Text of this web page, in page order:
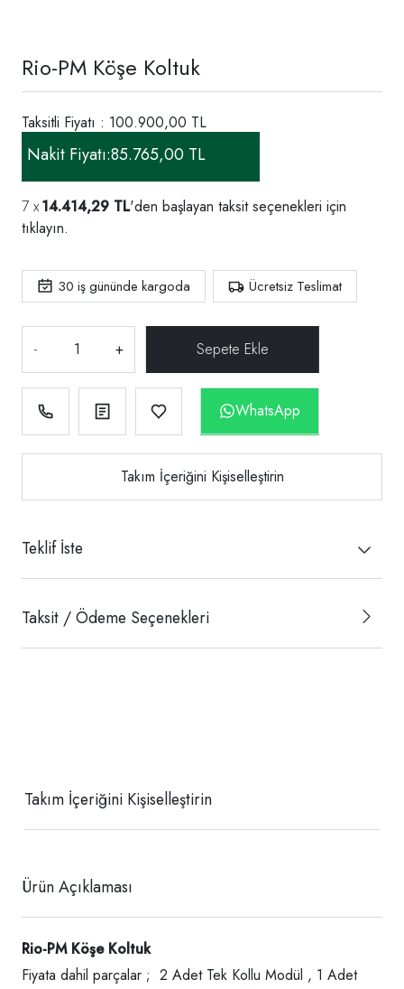
Rio-PM Köşe Koltuk
Taksitli Fiyatı : 100.900,00 TL
Nakit Fiyatı:85.765,00 TL
14.414,29 TL'den başlayan taksit seçenekleri için
tıklayın.
30 iş gününde kargoda Ücretsiz Teslimat
- +
WhatsApp
Takım İçeriğini Kişiselleştirin
Teklif İste
Taksit / Ödeme Seçenekleri
Takım İçeriğini Kişiselleştirin
Ürün Açıklaması
Rio-PM Köşe Koltuk
Fiyata dahil parçalar ; 2 Adet Tek Kollu Modül , 1 Adet